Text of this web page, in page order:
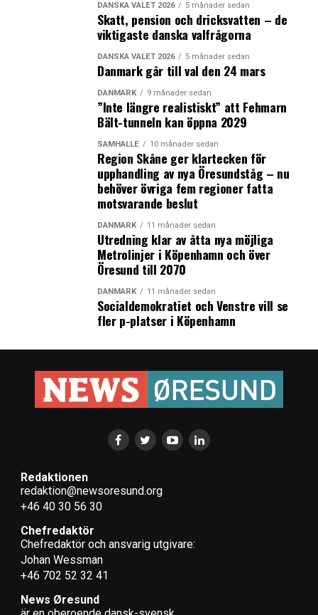
DANSKA VALET 2026 5 månader sedan
Skatt, pension och dricksvatten – de
viktigaste danska valfrågorna
DANSKA VALET 2026 5 månader sedan
Danmark går till val den 24 mars
DANMARK 9 månader sedan
”Inte längre realistiskt” att Fehmarn
Bält-tunneln kan öppna 2029
SAMHÄLLE 10 månader sedan
Region Skåne ger klartecken för
upphandling av nya Öresundståg – nu
behöver övriga fem regioner fatta
motsvarande beslut
DANMARK 11 månader sedan
Utredning klar av åtta nya möjliga
Metrolinjer i Köpenhamn och över
Öresund till 2070
DANMARK 11 månader sedan
Socialdemokratiet och Venstre vill se
fler p-platser i Köpenhamn
Redaktionen
redaktion@newsoresund.org
+46 40 30 56 30
Chefredaktör
Chefredaktör och ansvarig utgivare:
Johan Wessman
+46 702 52 32 41
News Øresund